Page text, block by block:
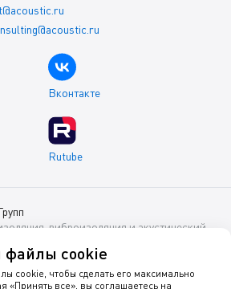
Вконтакте
Rutube
виброизоляция и акустический
исключительно информационный
файлы cookie
cookie, чтобы сделать его максимально
«Принять все», вы соглашаетесь на